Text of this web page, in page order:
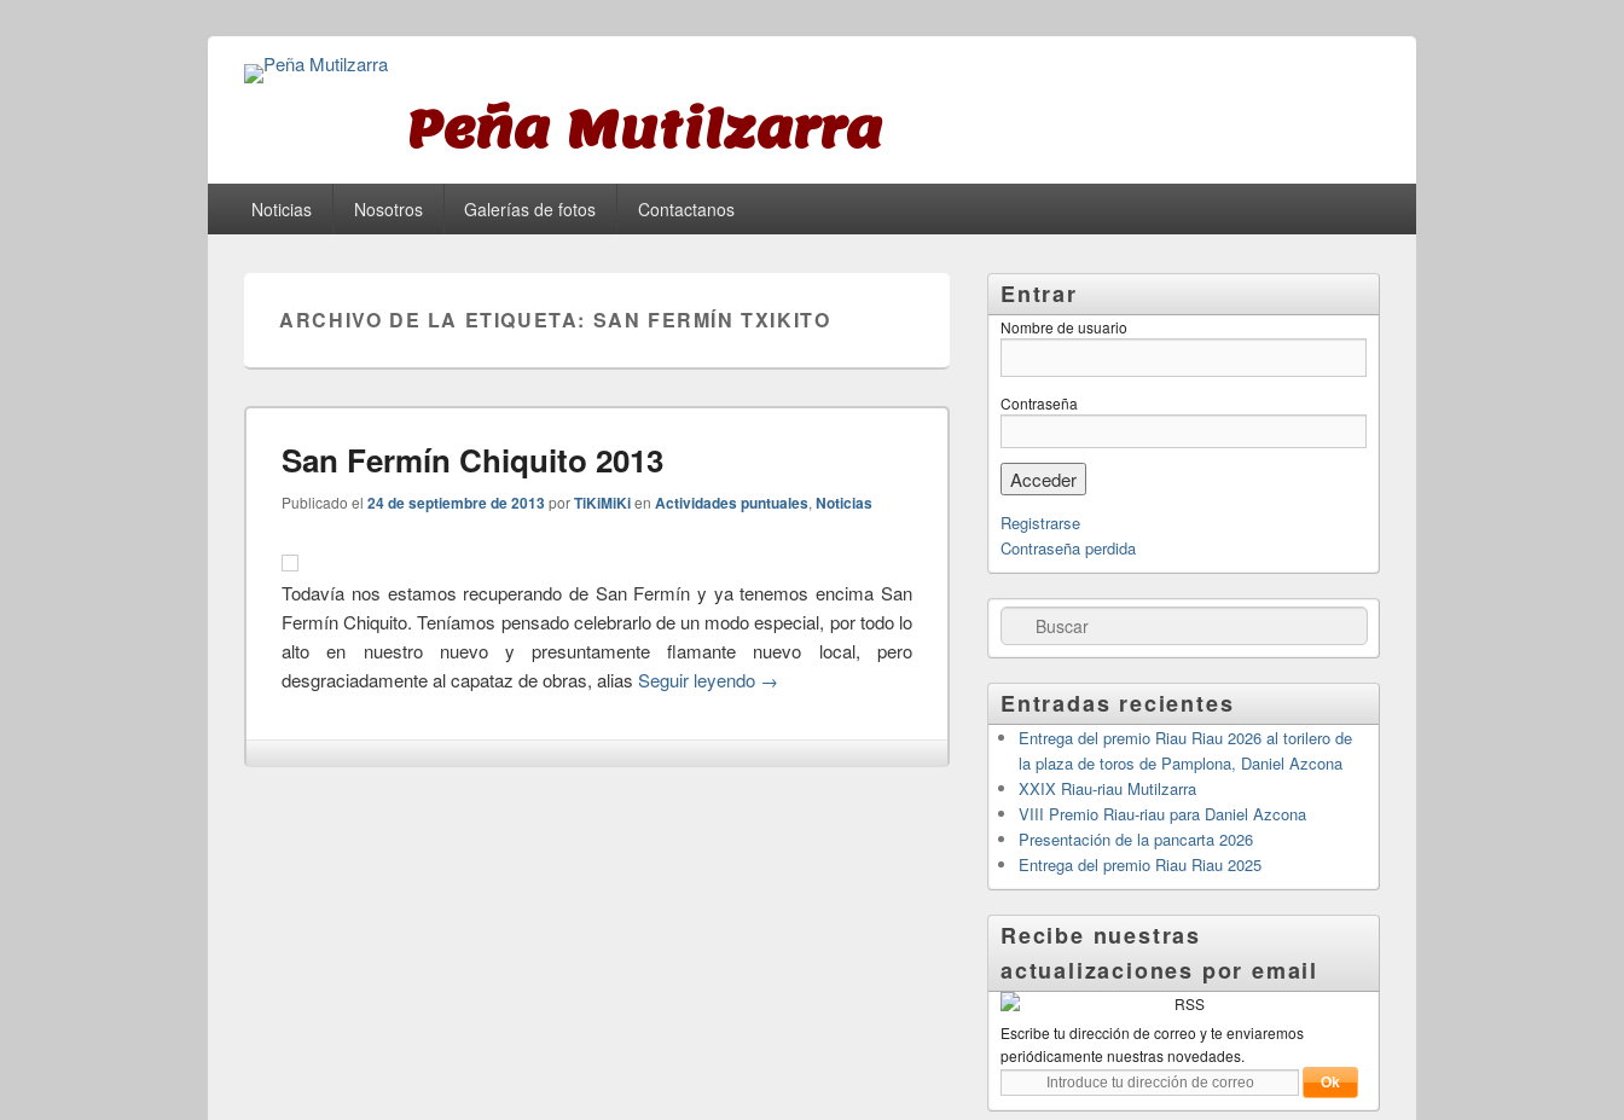
Peña Mutilzarra
Menú principal
Saltar al contenido principal
Saltar al contenido secundario
Noticias Nosotros Galerías de fotos Contactanos
ARCHIVO DE LA ETIQUETA: SAN FERMÍN TXIKITO
San Fermín Chiquito 2013
Publicado el24 de septiembre de 2013porTiKiMiKienActividades puntuales,Noticias
Todavía nos estamos recuperando de San Fermín y ya tenemos encima San
Fermín Chiquito. Teníamos pensado celebrarlo de un modo especial, por todo lo
alto en nuestro nuevo y presuntamente flamante nuevo local, pero
desgraciadamente al capataz de obras, aliasSeguir leyendo →
Entrar
Nombre de usuario
Contraseña
Registrarse
Contraseña perdida
Buscar
Entradas recientes
Entrega del premio Riau Riau 2026 al torilero de
la plaza de toros de Pamplona, Daniel Azcona
XXIX Riau-riau Mutilzarra
VIII Premio Riau-riau para Daniel Azcona
Presentación de la pancarta 2026
Entrega del premio Riau Riau 2025
Recibe nuestras
actualizaciones por email
Escribe tu dirección de correo y te enviaremos
periódicamente nuestras novedades.